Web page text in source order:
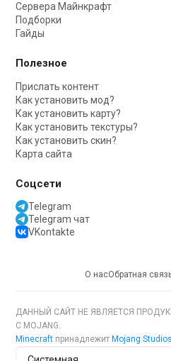
Сервера Майнкрафт
Подборки
Гайды
Полезное
Прислать контент
Как установить мод?
Как установить карту?
Как установить текстуры?
Как установить скин?
Карта сайта
Соцсети
Telegram
Telegram чат
VKontakte
О насОбратная
ДАННЫЙ САЙТ НЕ ЯВЛЯЕТСЯ
С MOJANG.
Minecraft принадлежит Mojang Studios